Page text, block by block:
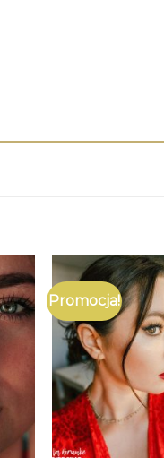
Promocja!